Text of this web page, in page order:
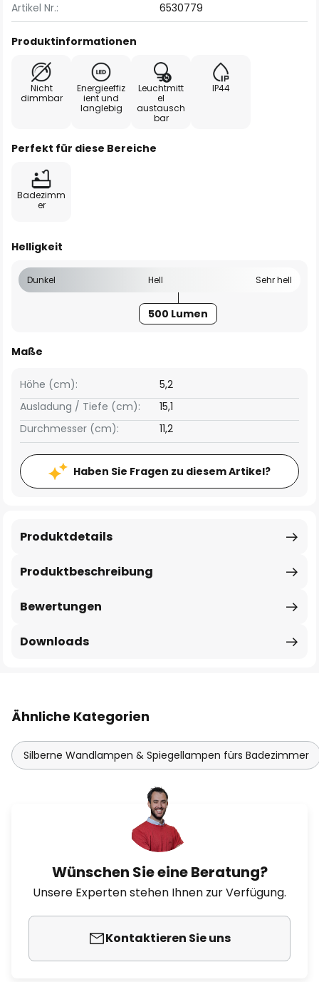
Artikel Nr.: 6530779
Produktinformationen
Nicht
dimmbar
Energieeffiz
ient und
langlebig
Leuchtmitt
el
austausch
bar
IP44
Perfekt für diese Bereiche
Badezimm
er
Helligkeit
Dunkel Hell Sehr hell
500 Lumen
Maße
Höhe (cm):
5,2
Ausladung / Tiefe (cm):
15,1
Durchmesser (cm):
11,2
Haben Sie Fragen zu diesem Artikel?
Produktbeschreibung
Produktdetails
Bewertungen
Downloads
Ähnliche Kategorien
Silberne Wandlampen & Spiegellampen fürs Badezimmer
Wünschen Sie eine Beratung?
Unsere Experten stehen Ihnen zur Verfügung.
Kontaktieren Sie uns